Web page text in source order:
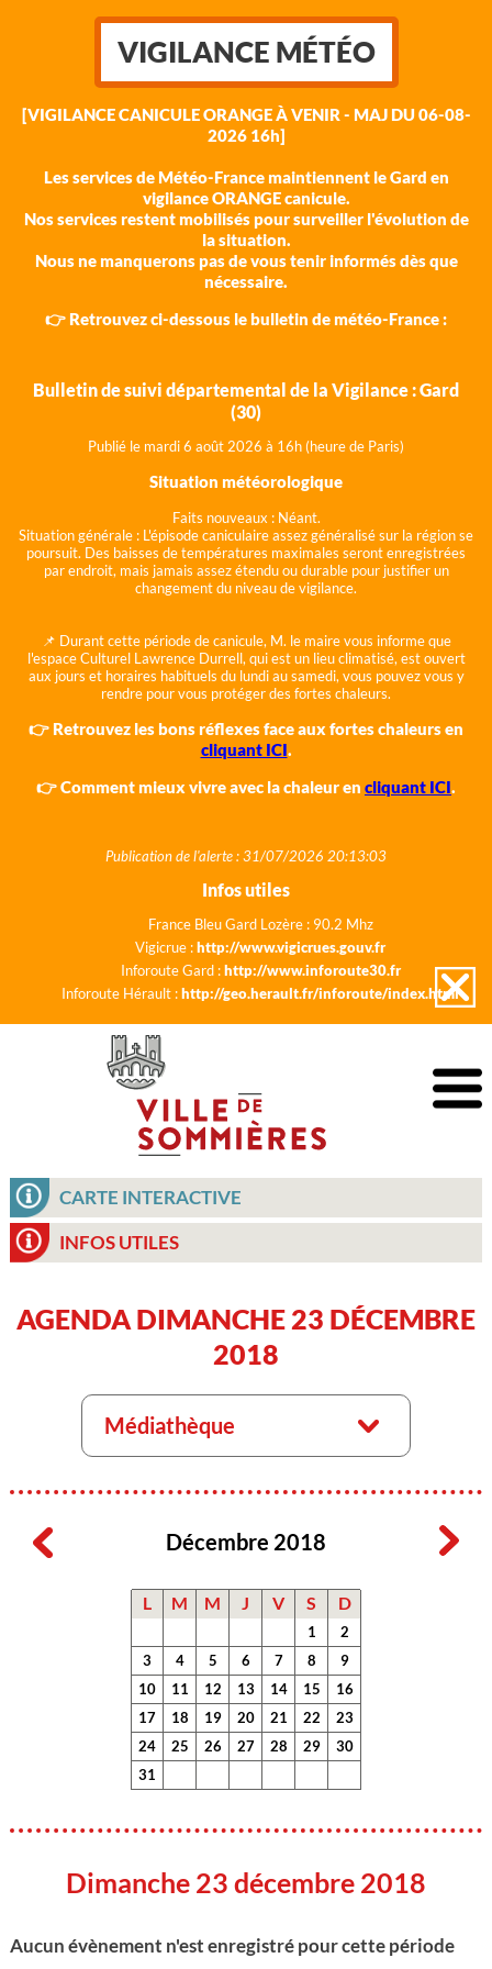
VIGILANCE MÉTÉO
[VIGILANCE CANICULE ORANGE À VENIR - MAJ DU 06-08-
2026 16h]
Les services de Météo-France maintiennent le Gard en
vigilance ORANGE canicule.
Nos services restent mobilisés pour surveiller l'évolution de
la situation.
Nous ne manquerons pas de vous tenir informés dès que
nécessaire.
👉 Retrouvez ci-dessous le bulletin de météo-France :
Bulletin de suivi départemental de la Vigilance : Gard
(30)
Publié le mardi 6 août 2026 à 16h (heure de Paris)
Situation météorologique
Faits nouveaux : Néant.
Situation générale : L'épisode caniculaire assez généralisé sur la région se
poursuit. Des baisses de températures maximales seront enregistrées
par endroit, mais jamais assez étendu ou durable pour justifier un
changement du niveau de vigilance.
📌 Durant cette période de canicule, M. le maire vous informe que
l'espace Culturel Lawrence Durrell, qui est un lieu climatisé, est ouvert
aux jours et horaires habituels du lundi au samedi, vous pouvez vous y
rendre pour vous protéger des fortes chaleurs.
👉 Retrouvez les bons réflexes face aux fortes chaleurs en
cliquant ICI.
👉 Comment mieux vivre avec la chaleur en cliquant ICI.
Publication de l'alerte : 31/07/2026 20:13:03
Infos utiles
France Bleu Gard Lozère : 90.2 Mhz
Vigicrue :http://www.vigicrues.gouv.fr
Inforoute Gard :http://www.inforoute30.fr
Inforoute Hérault :http://geo.herault.fr/inforoute/index.html
CARTE INTERACTIVE
INFOS UTILES
AGENDA DIMANCHE 23 DÉCEMBRE
2018
Médiathèque
Décembre 2018
L M M J V S D
1
2
3
4 5 6 7 8
9
10
11 12 13 14 15
16
17
18 19 20 21 22
23
24
25 26 27 28 29
30
31
Dimanche 23 décembre 2018
Aucun évènement n'est enregistré pour cette période